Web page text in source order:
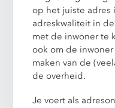
op het juiste adres
adreskwaliteit in
met de inwoner te
ook om de
maken van de
de overheid.
Je voert als